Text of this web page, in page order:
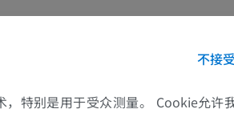
不接
特别是用于受众测量。 Cookie允许